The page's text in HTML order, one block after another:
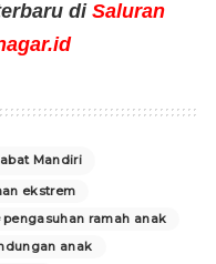
di Saluran
Mandiri
ekstrem
pengasuhan ramah anak
anak